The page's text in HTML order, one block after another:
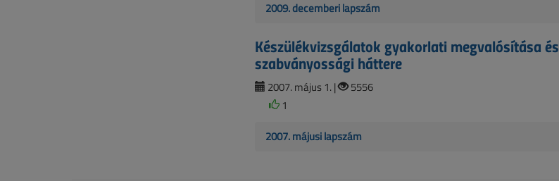
2009. decemberi lapszám
Készülékvizsgálatok gyakorlati megvalósítása és
szabványossági háttere
2007. május 1. |
5556
1
2007. májusi lapszám